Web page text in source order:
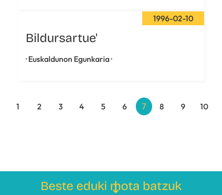
1996-02-10
Bildursartue'
· Euskaldunon Egunkaria ·
1 2 3 4 5 6 7 8 9 10
Beste eduki mota batzuk